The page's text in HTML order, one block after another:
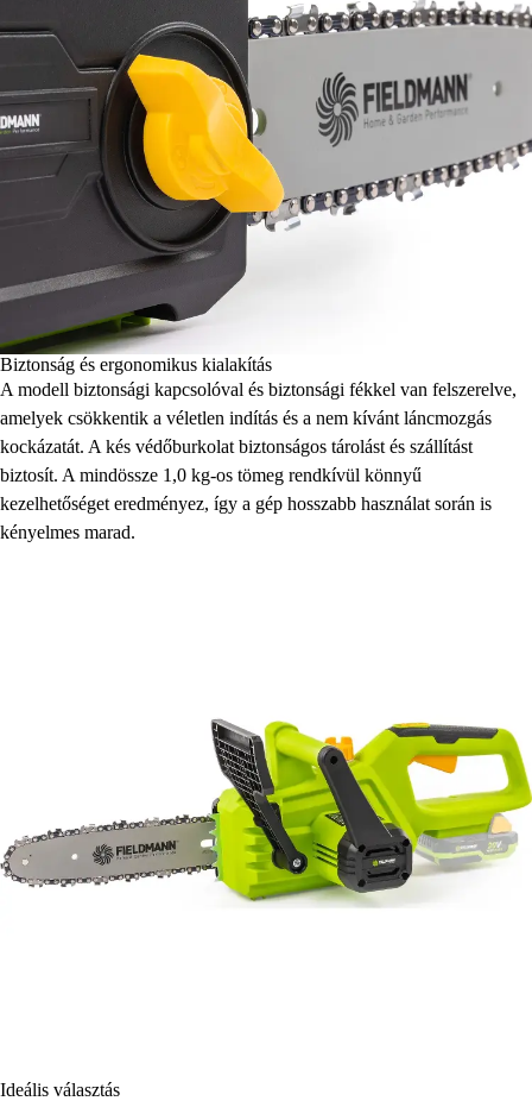
Biztonság és ergonomikus kialakítás
A modell biztonsági kapcsolóval és biztonsági fékkel van felszerelve,
amelyek csökkentik a véletlen indítás és a nem kívánt láncmozgás
kockázatát. A kés védőburkolat biztonságos tárolást és szállítást
biztosít. A mindössze 1,0 kg-os tömeg rendkívül könnyű
kezelhetőséget eredményez, így a gép hosszabb használat során is
kényelmes marad.
Ideális választás